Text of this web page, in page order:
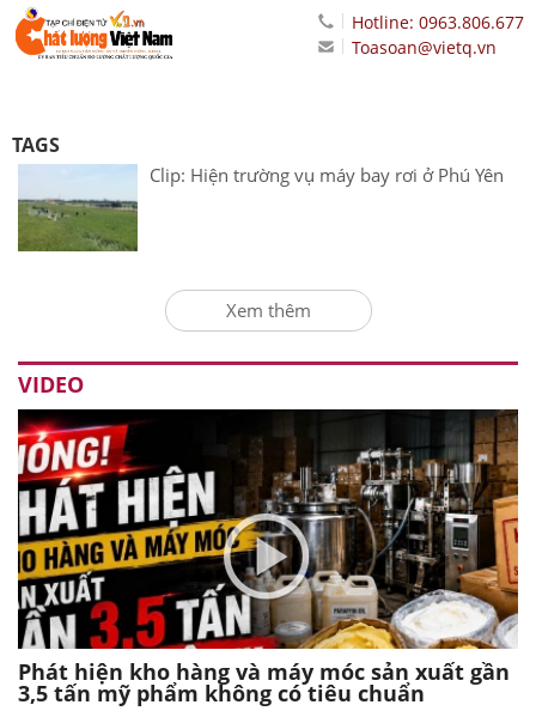
Hotline: 0963.806.677
Toasoan@vietq.vn
TAGS
Clip: Hiện trường vụ máy bay rơi ở Phú Yên
Xem thêm
VIDEO
Phát hiện kho hàng và máy móc sản xuất gần
3,5 tấn mỹ phẩm không có tiêu chuẩn